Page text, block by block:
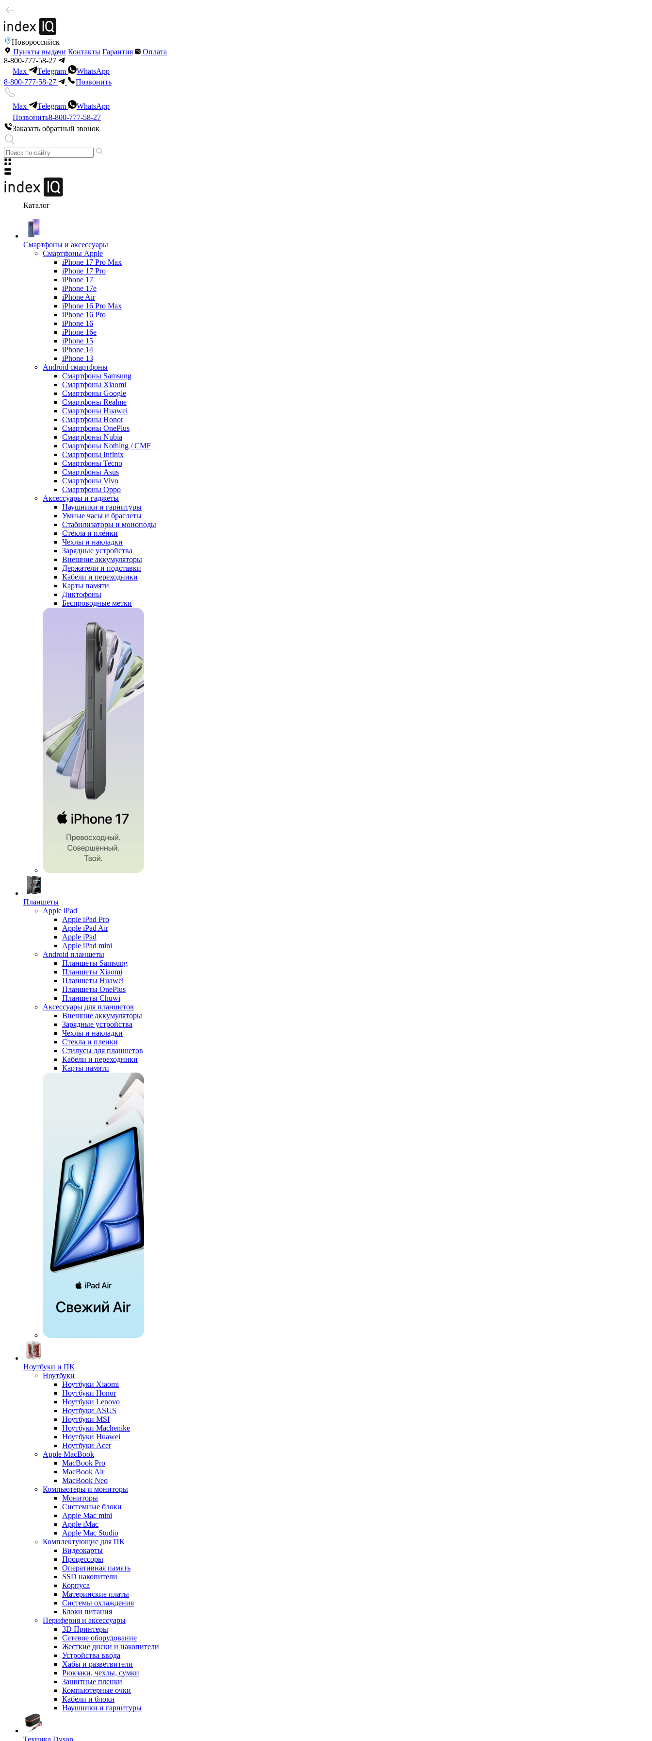
Новороссийск
Пункты выдачи Контакты Гарантия
Оплата
8-800-777-58-27
Max
Telegram
WhatsApp
8-800-777-58-27
Позвонить
Max Telegram
WhatsApp
Позвонить8-800-777-58-27
Заказать обратный звонок
Каталог
Смартфоны и аксессуары
Смартфоны Apple
iPhone 17 Pro Max
iPhone 17 Pro
iPhone 17
iPhone 17e
iPhone Air
iPhone 16 Pro Max
iPhone 16 Pro
iPhone 16
iPhone 16e
iPhone 15
iPhone 14
iPhone 13
Android cмартфоны
Смартфоны Samsung
Смартфоны Xiaomi
Смартфоны Google
Смартфоны Realme
Смартфоны Huawei
Смартфоны Honor
Смартфоны OnePlus
Смартфоны Nubia
Смартфоны Nothing / CMF
Смартфоны Infinix
Смартфоны Tecno
Смартфоны Asus
Смартфоны Vivo
Смартфоны Oppo
Аксессуары и гаджеты
Наушники и гарнитуры
Умные часы и браслеты
Стабилизаторы и моноподы
Стёкла и плёнки
Чехлы и накладки
Зарядные устройства
Внешние аккумуляторы
Держатели и подставки
Кабели и переходники
Карты памяти
Диктофоны
Беспроводные метки
Планшеты
Apple iPad
Apple iPad Pro
Apple iPad Air
Apple iPad
Apple iPad mini
Android планшеты
Планшеты Samsung
Планшеты Xiaomi
Планшеты Huawei
Планшеты OnePlus
Планшеты Chuwi
Аксессуары для планшетов
Внешние аккумуляторы
Зарядные устройства
Чехлы и накладки
Стекла и пленки
Стилусы для планшетов
Кабели и переходники
Карты памяти
Ноутбуки и ПК
Ноутбуки
Ноутбуки Xiaomi
Ноутбуки Honor
Ноутбуки Lenovo
Ноутбуки ASUS
Ноутбуки MSI
Ноутбуки Machenike
Ноутбуки Huawei
Ноутбуки Acer
Apple MacBook
MacBook Pro
MacBook Air
MacBook Neo
Компьютеры и мониторы
Мониторы
Системные блоки
Apple Mac mini
Apple iMac
Apple Mac Studio
Комплектующие для ПК
Видеокарты
Процессоры
Оперативная память
SSD накопители
Корпуса
Материнские платы
Системы охлаждения
Блоки питания
Периферия и аксессуары
3D Принтеры
Сетевое оборудование
Жесткие диски и накопители
Устройства ввода
Хабы и разветвители
Рюкзаки, чехлы, сумки
Защитные пленки
Компьютерные очки
Кабели и блоки
Наушники и гарнитуры
Техника Dyson